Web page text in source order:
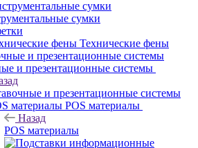
сумки
Технические фены
и презентационные системы
и презентационные системы
POS материалы
Назад
POS материалы